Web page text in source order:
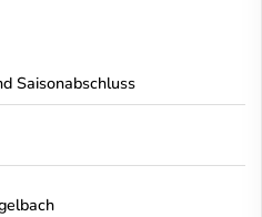
Saisonabschluss